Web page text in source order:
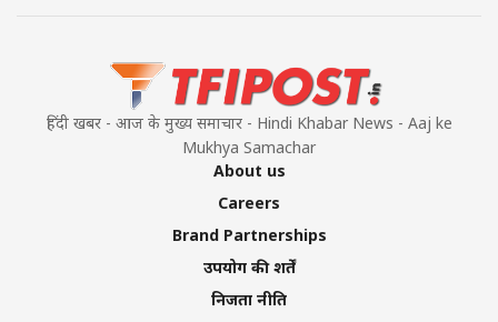
हिंदी खबर - आज के मुख्य समाचार - Hindi Khabar News - Aaj ke
Mukhya Samachar
About us
Careers
Brand Partnerships
उपयोग की शर्तें
निजता नीति